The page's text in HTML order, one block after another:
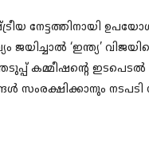
നേട്ടത്തിനായി
‘ഇന്ത്യ’
കമ്മീഷൻ്റെ
സംരക്ഷിക്കാനും